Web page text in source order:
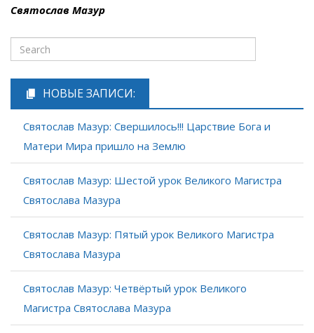
Святослав Мазур
НОВЫЕ ЗАПИСИ:
Святослав Мазур: Свершилось!!! Царствие Бога и
Матери Мира пришло на Землю
Святослав Мазур: Шестой урок Великого Магистра
Святослава Мазура
Святослав Мазур: Пятый урок Великого Магистра
Святослава Мазура
Святослав Мазур: Четвёртый урок Великого
Магистра Святослава Мазура